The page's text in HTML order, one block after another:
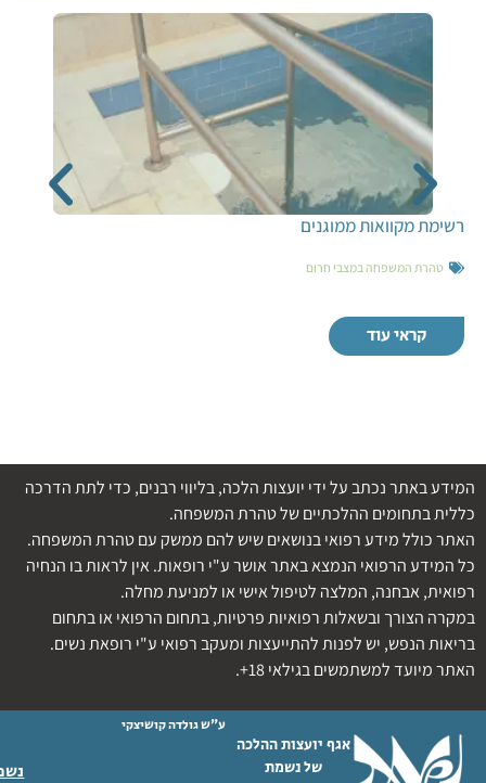
רשימת מקוואות ממוגנים
טהרת המשפחה במצבי חרום
קראי עוד
המידע באתר נכתב על ידי יועצות הלכה, בליווי רבנים, כדי לתת הדרכה
כללית בתחומים ההלכתיים של טהרת המשפחה.
האתר כולל מידע רפואי בנושאים שיש להם ממשק עם טהרת המשפחה.
כל המידע הרפואי הנמצא באתר אושר ע"י רופאות. אין לראות בו הנחיה
רפואית, אבחנה, המלצה לטיפול אישי או למניעת מחלה.
במקרה הצורך ובשאלות רפואיות פרטיות, בתחום הרפואי או בתחום
בריאות הנפש, יש לפנות להתייעצות ומעקב רפואי ע"י רופאת נשים.
האתר מיועד למשתמשים בגילאי 18+.
אגף יועצות ההלכה
של נשמת
ע"ש גולדה קושיצקי